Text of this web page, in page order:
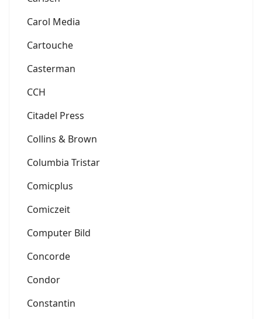
Carol Media
Cartouche
Casterman
CCH
Citadel Press
Collins & Brown
Columbia Tristar
Comicplus
Comiczeit
Computer Bild
Concorde
Condor
Constantin